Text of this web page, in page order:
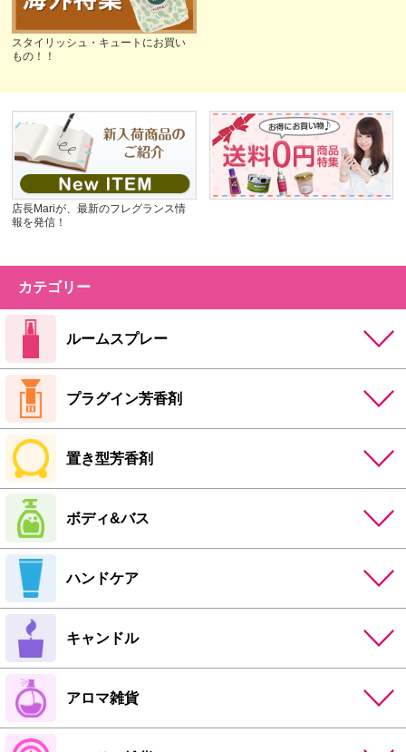
スタイリッシュ・キュートにお買い
もの！！
店長Mariが、最新のフレグランス情
報を発信！
カテゴリー
ルームスプレー
プラグイン芳香剤
置き型芳香剤
ボディ&バス
ハンドケア
キャンドル
アロマ雑貨